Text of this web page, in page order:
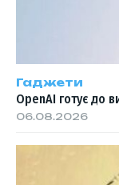
Гаджети
OpenAI готує до
06.08.2026